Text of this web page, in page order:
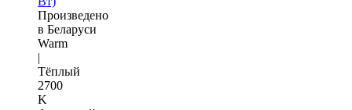
Произведено
в Беларуси
Warm
|
Тёплый
2700
K